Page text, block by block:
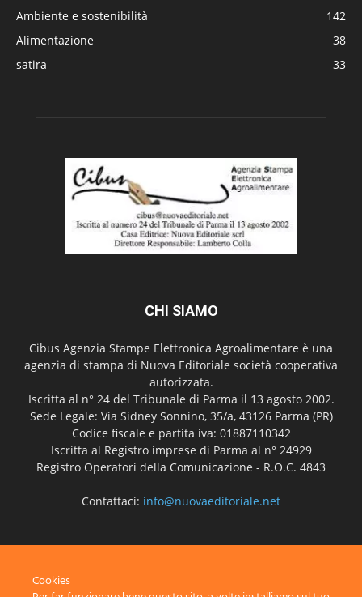
Ambiente e sostenibilità
142
Alimentazione
38
satira
33
CHI SIAMO
Cibus Agenzia Stampe Elettronica Agroalimentare è una
agenzia di stampa di Nuova Editoriale società cooperativa
autorizzata.
Iscritta al n° 24 del Tribunale di Parma il 13 agosto 2002.
Sede Legale: Via Sidney Sonnino, 35/a, 43126 Parma (PR)
Codice fiscale e partita iva: 01887110342
Iscritta al Registro imprese di Parma al n° 24929
Registro Operatori della Comunicazione - R.O.C. 4843
Contattaci: info@nuovaeditoriale.net
Cookies